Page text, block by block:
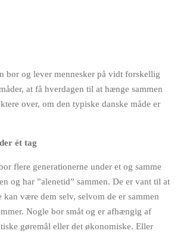
bor og lever mennesker på vidt forskellig
at få hverdagen til at hænge sammen
over, om den typiske danske måde er
ét tag
flere generationerne under et og samme
og har ”alenetid” sammen. De er vant til at
kan være dem selv, selvom de er sammen
Nogle bor småt og er afhængig af
gøremål eller det økonomiske. Eller